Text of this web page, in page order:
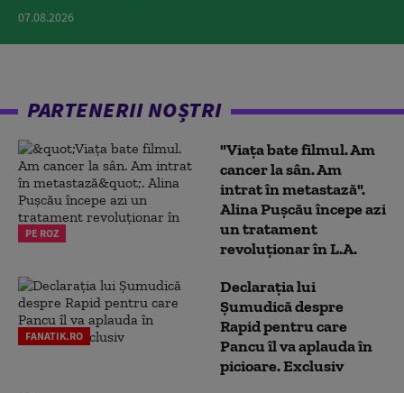
07.08.2026
PARTENERII NOȘTRI
PE ROZ
"Viața bate filmul. Am
cancer la sân. Am
intrat în metastază".
Alina Pușcău începe azi
un tratament
revoluționar în L.A.
FANATIK.RO
Declarația lui
Șumudică despre
Rapid pentru care
Pancu îl va aplauda în
picioare. Exclusiv